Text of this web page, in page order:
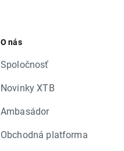
O nás
Spoločnosť
Novinky XTB
Ambasádor
Obchodná platforma